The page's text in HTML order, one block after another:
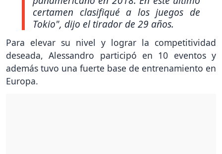
certamen clasifiqué a los juegos de
Tokio", dijo el tirador de 29 años.
Para elevar su nivel y lograr la competitividad
deseada, Alessandro participó en 10 eventos y
además tuvo una fuerte base de entrenamiento en
Europa.